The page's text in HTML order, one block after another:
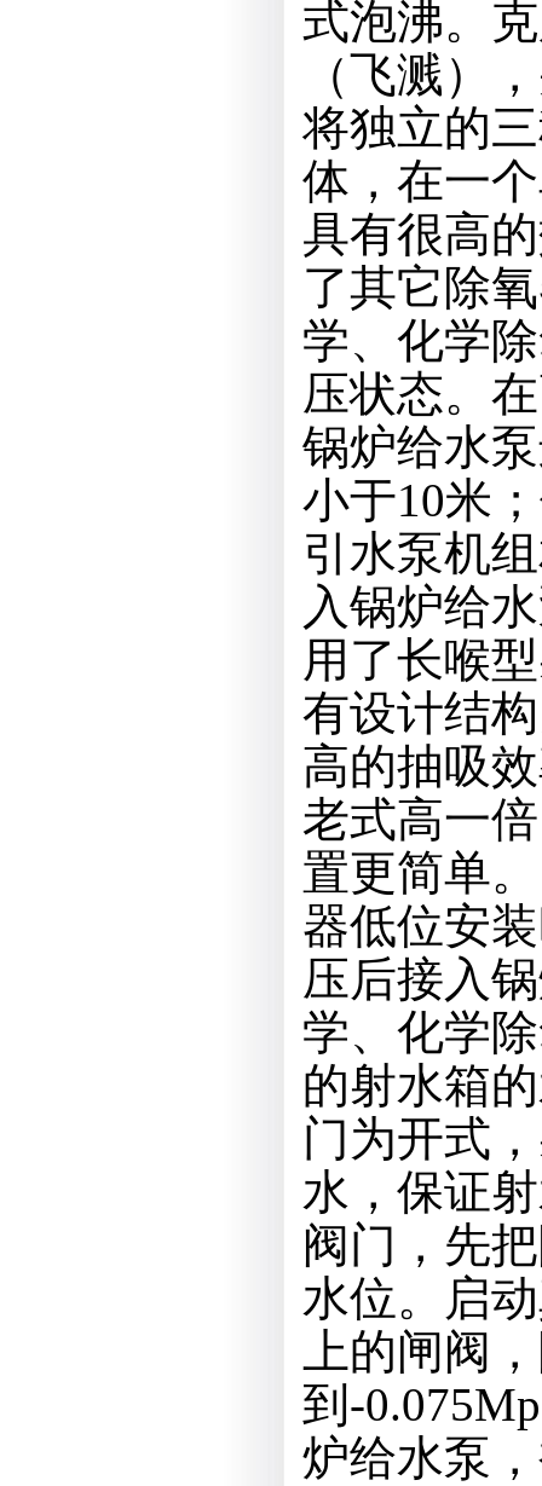
式泡沸。
（飞溅）
将独立的
体，在一
具有很高
了其它除
学、化学
压状态。
锅炉给水
小于10米
引水泵机
入锅炉给
用了长喉
有设计结
高的抽吸
老式高一
置更简单
器低位安
压后接入
学、化学
的射水箱
门为开式
水，保证
阀门，先
水位。启
上的闸阀
到-
炉给水泵